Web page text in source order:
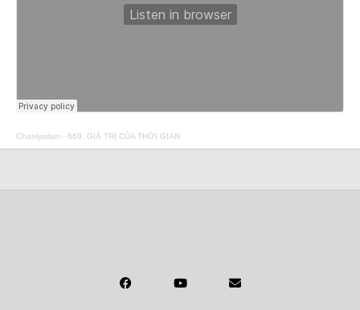
Chanlyislam · 669. GIÁ TRỊ CỦA THỜI GIAN